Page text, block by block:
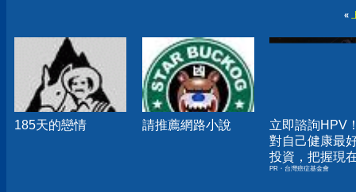
«
185天的戀情 請推薦網路小說
立即諮詢HPV
對自己健康最
投資，把握現
嫌晚！
PR・台灣癌症基金會